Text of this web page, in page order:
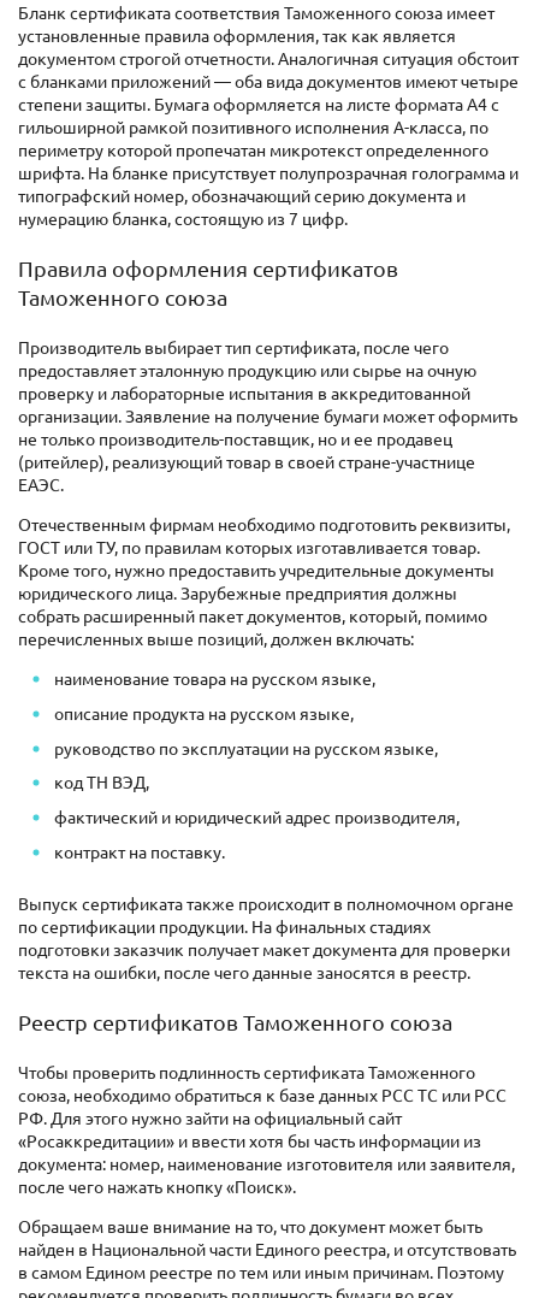
Бланк сертификата соответствия Таможенного союза имеет
установленные правила оформления, так как является
документом строгой отчетности. Аналогичная ситуация обстоит
с бланками приложений — оба вида документов имеют четыре
степени защиты. Бумага оформляется на листе формата А4 с
гильоширной рамкой позитивного исполнения А-класса, по
периметру которой пропечатан микротекст определенного
шрифта. На бланке присутствует полупрозрачная голограмма и
типографский номер, обозначающий серию документа и
нумерацию бланка, состоящую из 7 цифр.
Правила оформления сертификатов
Таможенного союза
Производитель выбирает тип сертификата, после чего
предоставляет эталонную продукцию или сырье на очную
проверку и лабораторные испытания в аккредитованной
организации. Заявление на получение бумаги может оформить
не только производитель-поставщик, но и ее продавец
(ритейлер), реализующий товар в своей стране-участнице
ЕАЭС.
Отечественным фирмам необходимо подготовить реквизиты,
ГОСТ или ТУ, по правилам которых изготавливается товар.
Кроме того, нужно предоставить учредительные документы
юридического лица. Зарубежные предприятия должны
собрать расширенный пакет документов, который, помимо
перечисленных выше позиций, должен включать:
наименование товара на русском языке,
описание продукта на русском языке,
руководство по эксплуатации на русском языке,
код ТН ВЭД,
фактический и юридический адрес производителя,
контракт на поставку.
Выпуск сертификата также происходит в полномочном органе
по сертификации продукции. На финальных стадиях
подготовки заказчик получает макет документа для проверки
текста на ошибки, после чего данные заносятся в реестр.
Реестр сертификатов Таможенного союза
Чтобы проверить подлинность сертификата Таможенного
союза, необходимо обратиться к базе данных РСС ТС или РСС
РФ. Для этого нужно зайти на официальный сайт
«Росаккредитации» и ввести хотя бы часть информации из
документа: номер, наименование изготовителя или заявителя,
после чего нажать кнопку «Поиск».
Обращаем ваше внимание на то, что документ может быть
найден в Национальной части Единого реестра, и отсутствовать
в самом Едином реестре по тем или иным причинам. Поэтому